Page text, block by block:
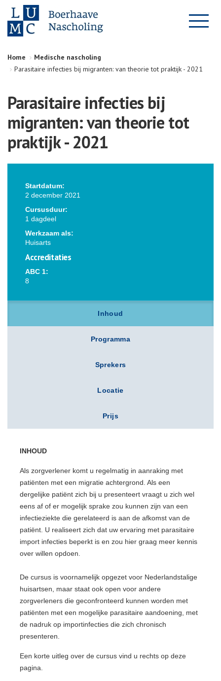
Home
Medische nascholing
Parasitaire infecties bij migranten: van theorie tot praktijk - 2021
Parasitaire infecties bij
migranten: van theorie tot
praktijk - 2021
Startdatum:
2 december 2021
Cursusduur:
1 dagdeel
Werkzaam als:
Huisarts
Accreditaties
ABC 1:
8
Inhoud
Programma
Sprekers
Locatie
Prijs
INHOUD
Als zorgverlener komt u regelmatig in aanraking met
patiënten met een migratie achtergrond. Als een
dergelijke patiënt zich bij u presenteert vraagt u zich wel
eens af of er mogelijk sprake zou kunnen zijn van een
infectieziekte die gerelateerd is aan de afkomst van de
patiënt. U realiseert zich dat uw ervaring met parasitaire
import infecties beperkt is en zou hier graag meer kennis
over willen opdoen.
De cursus is voornamelijk opgezet voor Nederlandstalige
huisartsen, maar staat ook open voor andere
zorgverleners die geconfronteerd kunnen worden met
patiënten met een mogelijke parasitaire aandoening, met
de nadruk op importinfecties die zich chronisch
presenteren.
Een korte uitleg over de cursus vind u rechts op deze
pagina.